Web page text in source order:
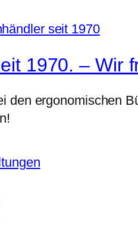
1970. – Wir
den ergonomischen